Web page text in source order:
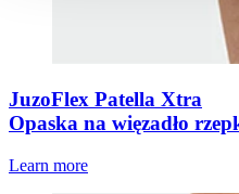
JuzoFlex Patella Xtra
Opaska na więzadło
Learn more